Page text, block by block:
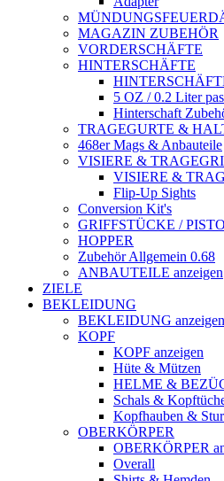
MAGAZIN ZUBEHÖR
VORDERSCHÄFTE
HINTERSCHÄFTE
5 OZ / 0.2 Liter
Hinterschaft
TRAGEGURTE &
468er Mags & Anbauteile
VISIERE &
VISIERE &
Flip-Up Sights
Conversion Kit's
GRIFFSTÜCKE /
HOPPER
Zubehör Allgemein 0.68
ANBAUTEILE anzeigen
ZIELE
BEKLEIDUNG
BEKLEIDUNG anzeigen
KOPF
KOPF anzeigen
Hüte & Mützen
HELME &
Schals &
Kopfhauben &
OBERKÖRPER
OBERKÖRPER
Overall